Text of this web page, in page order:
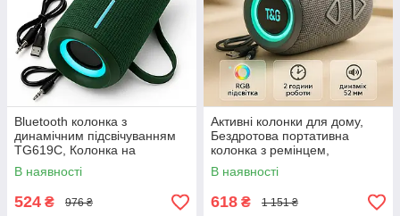
Bluetooth колонка з
динамічним підсвічуванням
TG619C, Колонка на
акумуляторі маленька AE-98
В наявності
524 ₴ 976 ₴
Активні колонки для дому,
Бездротова портативна
колонка з ремінцем,
Bluetooth колонка з usb-
портом QN-60
В наявності
618 ₴ 1 151 ₴